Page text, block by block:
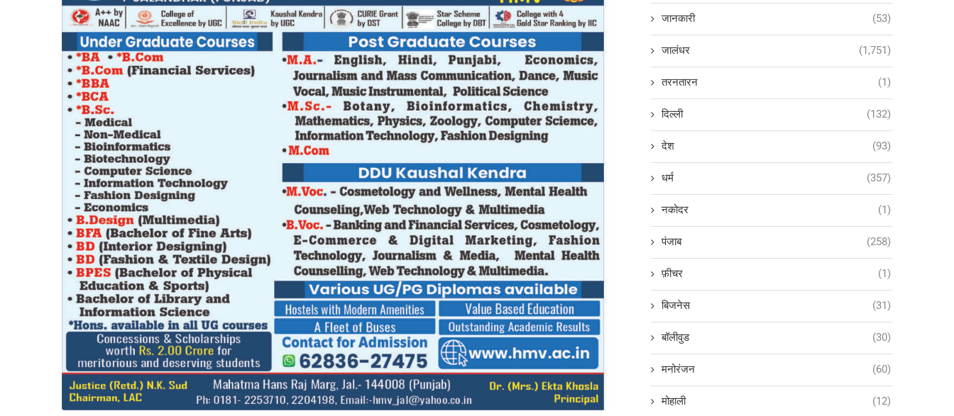
जानकारी (53)
जालंधर (1,751)
तरनतारन (1)
दिल्ली (132)
देश (93)
धर्म (357)
नकोदर (1)
पंजाब (258)
फ़ीचर (1)
बिजनेस (31)
बॉलीवुड (30)
मनोरंजन (60)
मोहाली (12)